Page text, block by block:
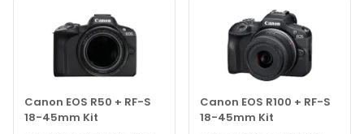
Canon EOS R50 + RF-S
18-45mm Kit
Canon EOS R100 + RF-S
18-45mm Kit